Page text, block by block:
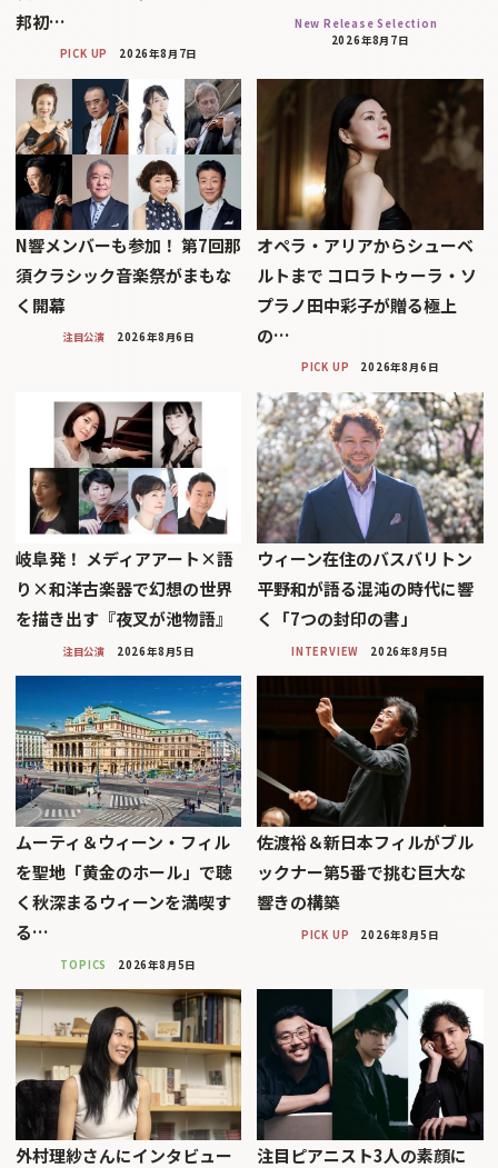
邦初…
PICK UP 2026年8月7日
New Release Selection
2026年8月7日
N響メンバーも参加！ 第7回那
須クラシック音楽祭がまもな
く開幕
注目公演 2026年8月6日
オペラ・アリアからシューベ
ルトまで コロラトゥーラ・ソ
プラノ田中彩子が贈る極上
の…
PICK UP 2026年8月6日
岐阜発！ メディアアート×語
り×和洋古楽器で幻想の世界
を描き出す『夜叉が池物語』
注目公演 2026年8月5日
ウィーン在住のバスバリトン
平野和が語る混沌の時代に響
く「7つの封印の書」
INTERVIEW 2026年8月5日
ムーティ＆ウィーン・フィル
を聖地「黄金のホール」で聴
く秋深まるウィーンを満喫す
る…
TOPICS 2026年8月5日
佐渡裕＆新日本フィルがブル
ックナー第5番で挑む巨大な
響きの構築
PICK UP 2026年8月5日
外村理紗さんにインタビュー
注目ピアニスト3人の素顔に